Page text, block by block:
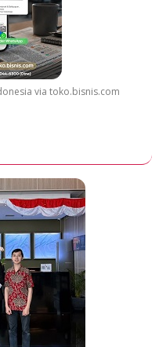
via toko.bisnis.com